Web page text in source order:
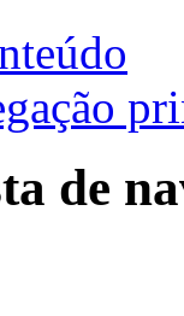
de